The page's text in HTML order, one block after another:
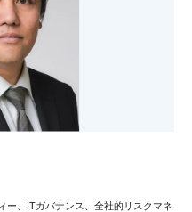
ー、ITガバナンス、全社的リスクマネ